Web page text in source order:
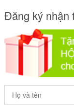
Đăng ký nhận